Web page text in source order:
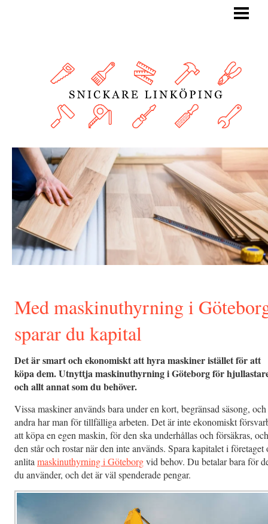
Med maskinuthyrning i
sparar du kapital
Det är smart och ekonomiskt att hyra maskiner istället för att
köpa dem. Utnyttja maskinuthyrning i Göteborg för
och allt annat som du behöver.
Vissa maskiner används bara under en kort, begränsad säsong, och
andra har man för tillfälliga arbeten. Det är inte ekonomiskt
att köpa en egen maskin, för den ska underhållas och försäkras, och
den står och rostar när den inte används. Spara kapitalet i företaget
anlita maskinuthyrning i Göteborgvid behov. Du betalar bara för
du använder, och det är väl spenderade pengar.